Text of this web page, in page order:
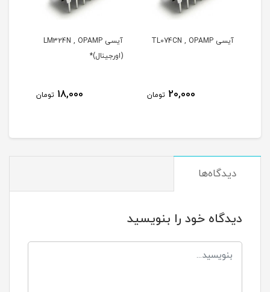
آیسی TL074CN , OPAMP
20,000 تومان
آیسی LM324N , OPAMP
(اورجینال)*
18,000 تومان
دیدگاه‌ها
دیدگاه خود را بنویسید